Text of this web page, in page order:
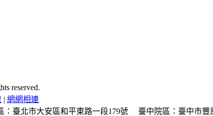
reserved.
| 網網相連
：臺北市大安區和平東路一段179號
臺中院區：臺中市豐